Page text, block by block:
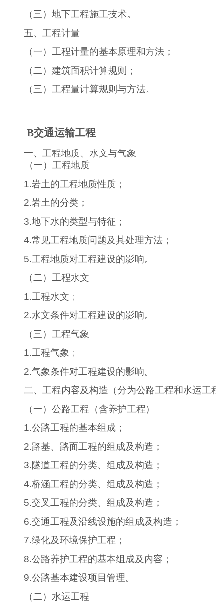
（三）地下工程施工技术。
五、工程计量
（一）工程计量的基本原理和方法；
（二）建筑面积计算规则；
（三）工程量计算规则与方法。
B交通运输工程
一、工程地质、水文与气象
（一）工程地质
1.岩土的工程地质性质；
2.岩土的分类；
3.地下水的类型与特征；
4.常见工程地质问题及其处理方法；
5.工程地质对工程建设的影响。
（二）工程水文
1.工程水文；
2.水文条件对工程建设的影响。
（三）工程气象
1.工程气象；
2.气象条件对工程建设的影响。
二、工程内容及构造（分为公路工程和水运工
（一）公路工程（含养护工程）
1.公路工程的基本组成；
2.路基、路面工程的组成及构造；
3.隧道工程的分类、组成及构造；
4.桥涵工程的分类、组成及构造；
5.交叉工程的分类、组成及构造；
6.交通工程及沿线设施的组成及构造；
7.绿化及环境保护工程；
8.公路养护工程的基本组成及内容；
9.公路基本建设项目管理。
（二）水运工程